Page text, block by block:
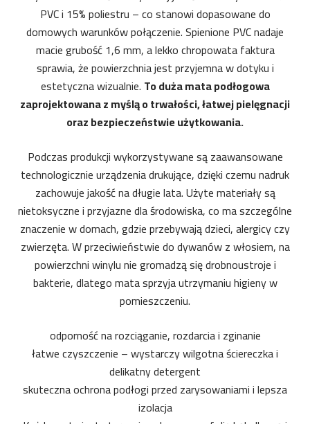
PVC i 15% poliestru – co stanowi dopasowane do
domowych warunków połączenie. Spienione PVC nadaje
macie grubość 1,6 mm, a lekko chropowata faktura
sprawia, że powierzchnia jest przyjemna w dotyku i
estetyczna wizualnie. To duża mata podłogowa
zaprojektowana z myślą o trwałości, łatwej pielęgnacji
oraz bezpieczeństwie użytkowania.
Podczas produkcji wykorzystywane są zaawansowane
technologicznie urządzenia drukujące, dzięki czemu nadruk
zachowuje jakość na długie lata. Użyte materiały są
nietoksyczne i przyjazne dla środowiska, co ma szczególne
znaczenie w domach, gdzie przebywają dzieci, alergicy czy
zwierzęta. W przeciwieństwie do dywanów z włosiem, na
powierzchni winylu nie gromadzą się drobnoustroje i
bakterie, dlatego mata sprzyja utrzymaniu higieny w
pomieszczeniu.
odporność na rozciąganie, rozdarcia i zginanie
łatwe czyszczenie – wystarczy wilgotna ściereczka i
delikatny detergent
skuteczna ochrona podłogi przed zarysowaniami i lepsza
izolacja